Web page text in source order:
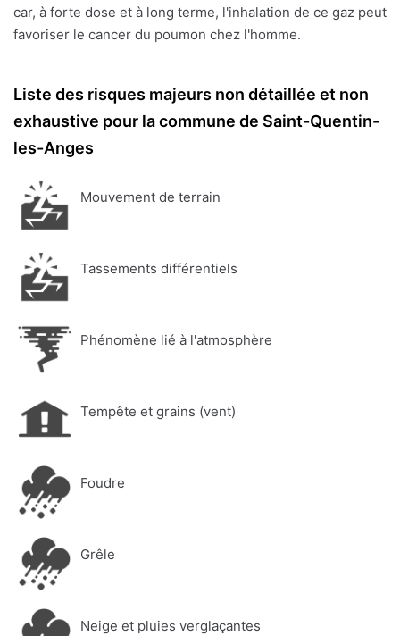
car, à forte dose et à long terme, l'inhalation de ce gaz peut
favoriser le cancer du poumon chez l'homme.
Liste des risques majeurs non détaillée et non
exhaustive pour la commune de Saint-Quentin-
les-Anges
Mouvement de terrain
Tassements différentiels
Phénomène lié à l'atmosphère
Tempête et grains (vent)
Foudre
Grêle
Neige et pluies verglaçantes